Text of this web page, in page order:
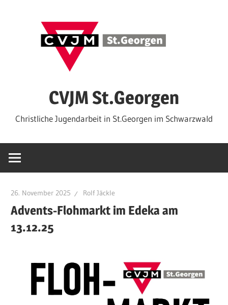
CVJM St.Georgen
Christliche Jugendarbeit in St.Georgen im Schwarzwald
26. November 2025 Rolf Jäckle
Advents-Flohmarkt im Edeka am
13.12.25